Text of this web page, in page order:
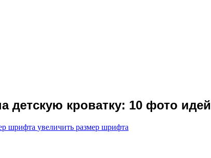
детскую кроватку: 10 фото идей
шрифта увеличить размер шрифта